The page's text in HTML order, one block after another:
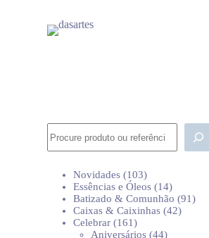
Novidades 103103
produtos
Essências e Óleos 1414
produtos
Batizado & Comunhão 9191
Caixas & Caixinhas 4242
Celebrar 161161
produtos
Aniversários 4444